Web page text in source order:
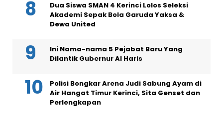
Dua Siswa SMAN 4 Kerinci Lolos Seleksi
Akademi Sepak Bola Garuda Yaksa &
Dewa United
Ini Nama-nama 5 Pejabat Baru Yang
Dilantik Gubernur Al Haris
Polisi Bongkar Arena Judi Sabung Ayam di
Air Hangat Timur Kerinci, Sita Genset dan
Perlengkapan